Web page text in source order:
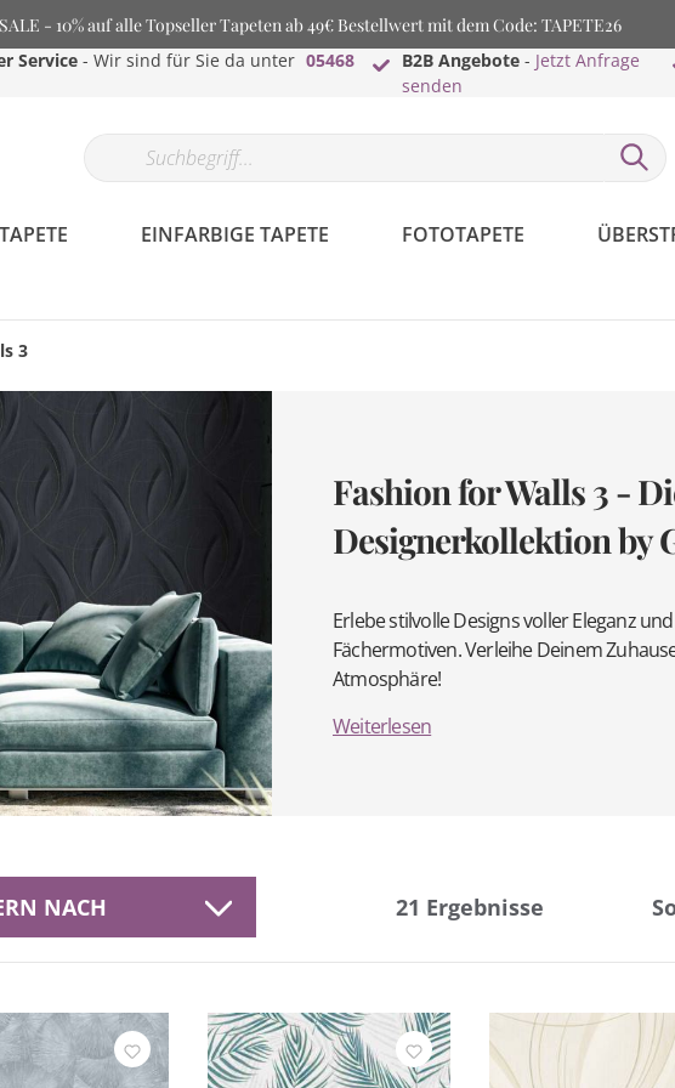
- 10% auf alle Topseller Tapeten ab 49€ Bestellwert mit dem Code: TAPETE26
Service - Wir sind für Sie da unter 05468
B2B Angebote- Jetzt Anfrage
senden
EINFARBIGE TAPETE FOTOTAPETE
3
Fashion for Walls 3 -
Designerkollektion by
Erlebe stilvolle Designs voller Eleganz
Fächermotiven. Verleihe Deinem
Atmosphäre!
Weiterlesen
NACH 21 Ergebnisse
Farbe